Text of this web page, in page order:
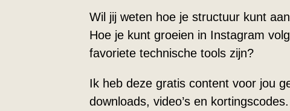
Wil jij weten hoe je structuur kunt
Hoe je kunt groeien in Instagram
favoriete technische tools zijn?
Ik heb deze gratis content voor jou
downloads, video’s en kortingscodes.